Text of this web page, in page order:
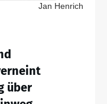
Jan Henrich
über